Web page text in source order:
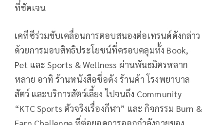
ที่ชัดเจน
เคทีซีร่วมขับเคลื่อนการตอบสนองต่อเทรนด์ดังกล่าว
ด้วยการมอบสิทธิประโยชน์ที่ครอบคลุมทั้ง Book,
Pet และ Sports & Wellness ผ่านพันธมิตรหลาก
หลาย อาทิ ร้านหนังสือชื่อดัง ร้านค้า โรงพยาบาล
สัตว์ และบริการสัตว์เลี้ยง ไปจนถึง Community
“KTC Sports ตัวจริงเรื่องกีฬา” และ กิจกรรม Burn &